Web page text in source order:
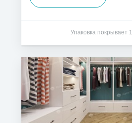
Упаковка покрывает